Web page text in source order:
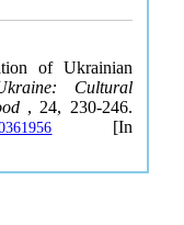
of Ukrainian
Cultural
, 24, 230-246.
[In